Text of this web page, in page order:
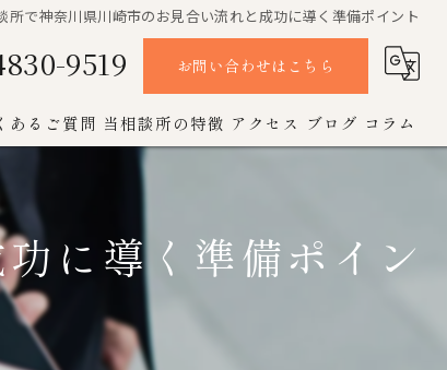
所で神奈川県川崎市のお見合い流れと成功に導く準備ポイント
9519 お問い合わせはこちら
あるご質問 当相談所の特徴
お見合い
成婚
アクセス ブログ コラム
に導く準備ポイン